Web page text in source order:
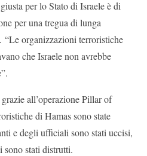
per lo Stato di Israele è di
per una tregua di lunga
“Le organizzazioni terroristiche
che Israele non avrebbe
all’operazione Pillar of
di Hamas sono state
e degli ufficiali sono stati uccisi,
sono stati distrutti.